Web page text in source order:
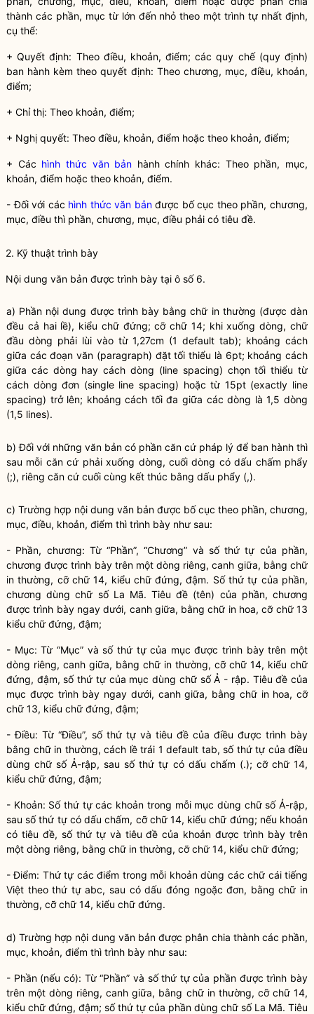
thành các phần, mục từ lớn đến nhỏ theo một trình tự nhất định,
cụ thể:
+ Quyết định: Theo điều, khoản, điểm; cácquy chế(quy định)
ban hành kèm theo quyết định: Theo chương, mục, điều, khoản,
điểm;
+ Chỉ thị: Theo khoản, điểm;
+ Nghị quyết: Theo điều, khoản, điểm hoặc theo khoản, điểm;
+ Các hình thức văn bản hành chính khác: Theo phần, mục,
khoản, điểm hoặc theo khoản, điểm.
- Đối với các hình thức văn bảnđược bố cục theo phần, chương,
mục, điều thì phần, chương, mục, điều phải có tiêu đề.
2. Kỹ thuật trình bày
Nội dung văn bản được trình bày tại ô số 6.
a) Phần nội dung được trình bày bằng chữ in thường (được dàn
đều cả hai lề), kiểu chữ đứng; cỡ chữ 14; khi xuống dòng, chữ
đầu dòng phải lùi vào từ 1,27cm (1 default tab); khoảng cách
giữa các đoạn văn (paragraph) đặt tối thiểu là 6pt; khoảng cách
giữa các dòng hay cách dòng (line spacing) chọn tối thiểu từ
cách dòng đơn (single line spacing) hoặc từ 15pt (exactly line
spacing) trở lên; khoảng cách tối đa giữa các dòng là 1,5 dòng
(1,5 lines).
b) Đối với những văn bản có phần căn cứ pháp lý để ban hành thì
sau mỗi căn cứ phải xuống dòng, cuối dòng có dấu chấm phẩy
(;), riêng căn cứ cuối cùng kết thúc bằng dấu phẩy (,).
c) Trường hợp nội dung văn bản được bố cục theo phần, chương,
mục, điều, khoản, điểm thì trình bày như sau:
- Phần, chương: Từ “Phần”, “Chương” và số thứ tự của phần,
chương được trình bày trên một dòng riêng, canh giữa, bằng chữ
in thường, cỡ chữ 14, kiểu chữ đứng, đậm. Số thứ tự của phần,
chương dùng chữ số La Mã. Tiêu đề (tên) của phần, chương
được trình bày ngay dưới, canh giữa, bằng chữ in hoa, cỡ chữ 13
kiểu chữ đứng, đậm;
- Mục: Từ “Mục” và số thứ tự của mục được trình bày trên một
dòng riêng, canh giữa, bằng chữ in thường, cỡ chữ 14, kiểu chữ
đứng, đậm, số thứ tự của mục dùng chữ số Ả - rập. Tiêu đề của
mục được trình bày ngay dưới, canh giữa, bằng chữ in hoa, cỡ
chữ 13, kiểu chữ đứng, đậm;
- Điều: Từ “Điều”, số thứ tự và tiêu đề của điều được trình bày
bằng chữ in thường, cách lề trái 1 default tab, số thứ tự của điều
dùng chữ số Ả-rập, sau số thứ tự có dấu chấm (.); cỡ chữ 14,
kiểu chữ đứng, đậm;
- Khoản: Số thứ tự các khoản trong mỗi mục dùng chữ số Ả-rập,
sau số thứ tự có dấu chấm, cỡ chữ 14, kiểu chữ đứng; nếu khoản
có tiêu đề, số thứ tự và tiêu đề của khoản được trình bày trên
một dòng riêng, bằng chữ in thường, cỡ chữ 14, kiểu chữ đứng;
- Điểm: Thứ tự các điểm trong mỗi khoản dùng các chữ cái tiếng
Việt theo thứ tự abc, sau có dấu đóng ngoặc đơn, bằng chữ in
thường, cỡ chữ 14, kiểu chữ đứng.
d) Trường hợp nội dung văn bản được phân chia thành các phần,
mục, khoản, điểm thì trình bày như sau:
- Phần (nếu có): Từ “Phần” và số thứ tự của phần được trình bày
trên một dòng riêng, canh giữa, bằng chữ in thường, cỡ chữ 14,
kiểu chữ đứng, đậm; số thứ tự của phần dùng chữ số La Mã. Tiêu